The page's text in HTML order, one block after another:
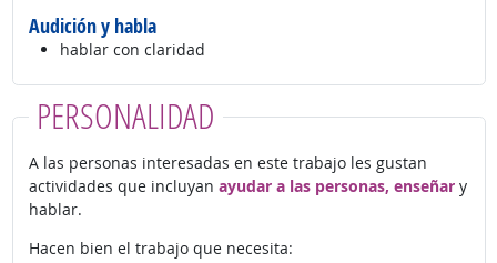
Audición y habla
hablar con claridad
PERSONALIDAD
A las personas interesadas en este trabajo les gustan
actividades que incluyan ayudar a las personas, enseñary
hablar.
Hacen bien el trabajo que necesita: